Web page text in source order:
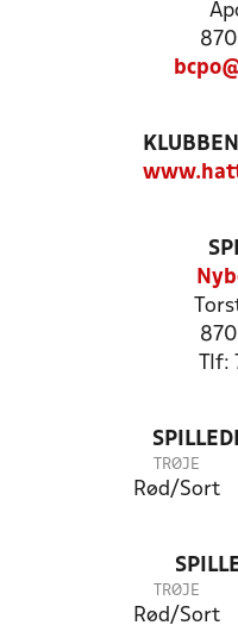
TRØJE
Rød/Sort
TRØJE
Rød/Sort